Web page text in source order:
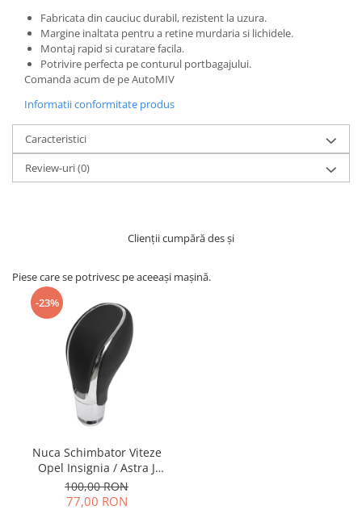
Fabricata din cauciuc durabil, rezistent la uzura.
Margine inaltata pentru a retine murdaria si lichidele.
Montaj rapid si curatare facila.
Potrivire perfecta pe conturul portbagajului.
Comanda acum de pe AutoMIV
Informatii conformitate produs
Caracteristici
Review-uri(0)
Clienții cumpără des și
Piese care se potrivesc pe aceeași mașină.
-23%
Nuca Schimbator Viteze
Opel Insignia / Astra J
Automat
100,00 RON
77,00 RON